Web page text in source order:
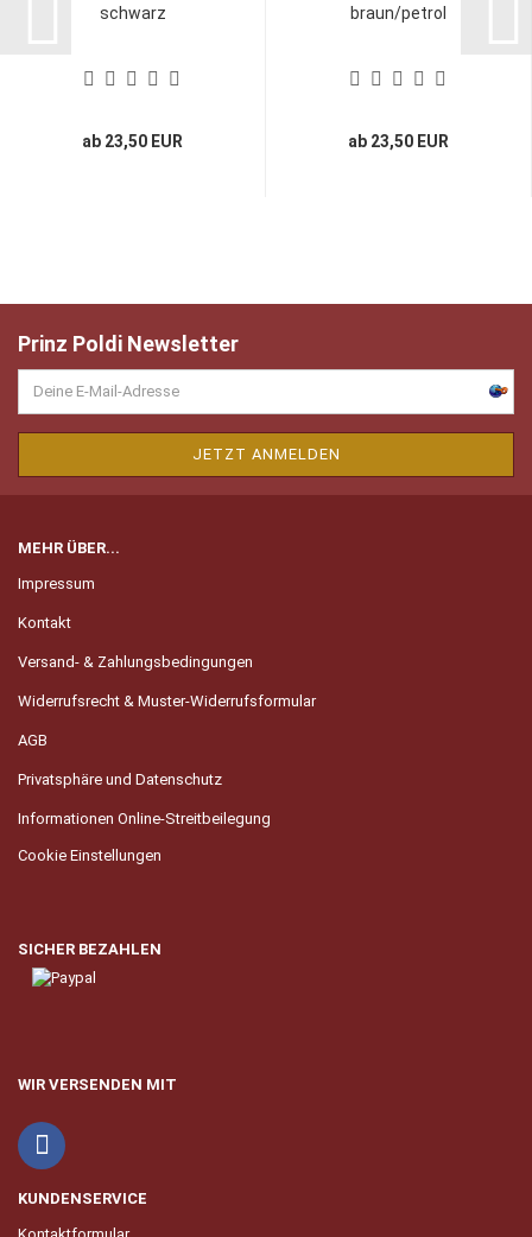
schwarz
ab 23,50 EUR
braun/petrol
ab 23,50 EUR
Prinz Poldi Newsletter
MEHR ÜBER...
Impressum
Kontakt
Versand- & Zahlungsbedingungen
Widerrufsrecht & Muster-Widerrufsformular
AGB
Privatsphäre und Datenschutz
Informationen Online-Streitbeilegung
Cookie Einstellungen
SICHER BEZAHLEN
WIR VERSENDEN MIT
KUNDENSERVICE